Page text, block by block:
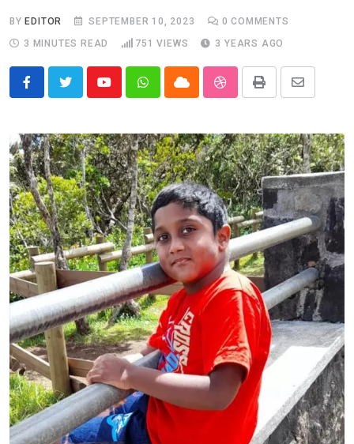
BYEDITOR SEPTEMBER 10, 2023 0 COMMENTS
3 MINUTES READ
751 VIEWS 3 YEARS AGO
YoutubeWhatsappCloud StumbleUpon
Print
Share
Email